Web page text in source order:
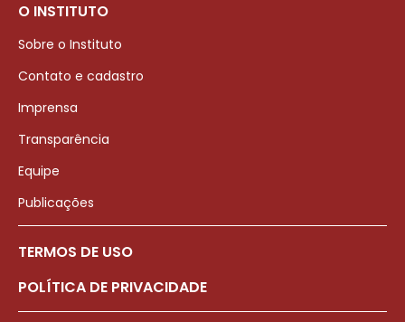
O INSTITUTO
Sobre o Instituto
Contato e cadastro
Imprensa
Transparência
Equipe
Publicações
TERMOS DE USO
POLÍTICA DE PRIVACIDADE